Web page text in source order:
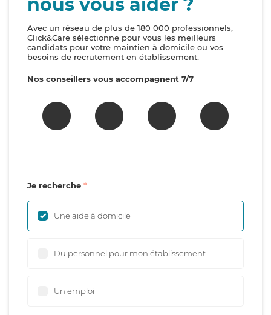
nous vous aider ?
Avec un réseau de plus de 180 000 professionnels,
Click&Care sélectionne pour vous les meilleurs
candidats pour votre maintien à domicile ou vos
besoins de recrutement en établissement.
Nos conseillers vous accompagnent 7/7
Je recherche
Une aide à domicile
Du personnel pour mon établissement
Un emploi